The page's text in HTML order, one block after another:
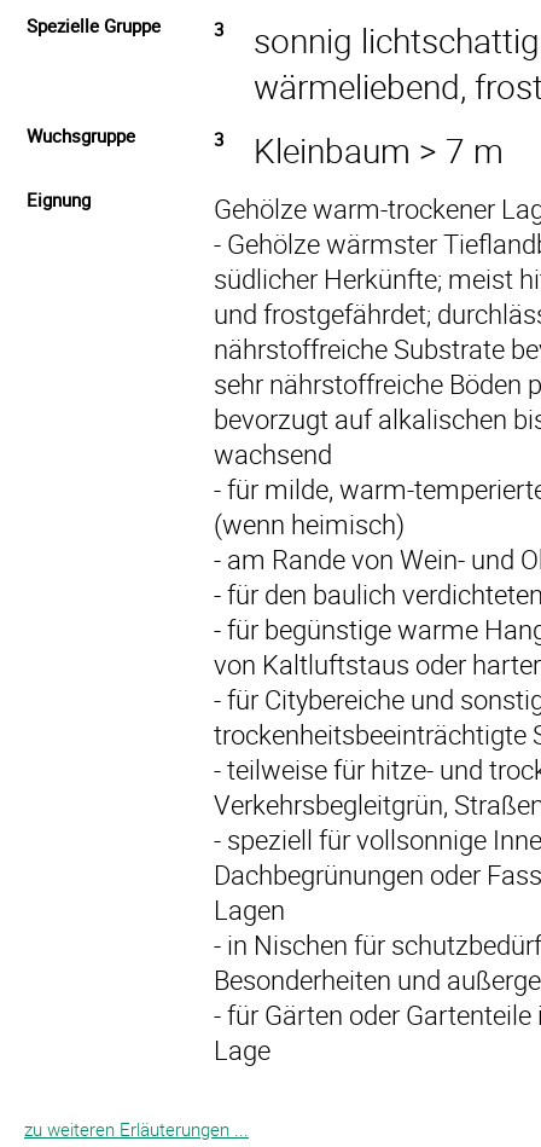
Spezielle Gruppe 3
sonnig
wärmeliebend,
Wuchsgruppe 3 Kleinbaum > 7 m
Eignung
Gehölze warm-trockener
- Gehölze wärmster
südlicher Herkünfte; meist
und frostgefährdet;
nährstoffreiche Substrate
sehr nährstoffreiche Böden
bevorzugt auf alkalischen
wachsend
- für milde, warm-
(wenn heimisch)
- am Rande von Wein- und
- für den baulich
- für begünstige warme
von Kaltluftstaus oder
- für Citybereiche und
trockenheitsbeeinträchtigte
- teilweise für hitze- und
Verkehrsbegleitgrün,
- speziell für vollsonnige
Dachbegrünungen oder
Lagen
- in Nischen für
Besonderheiten und
- für Gärten oder
Lage
zu weiteren Erläuterungen ...